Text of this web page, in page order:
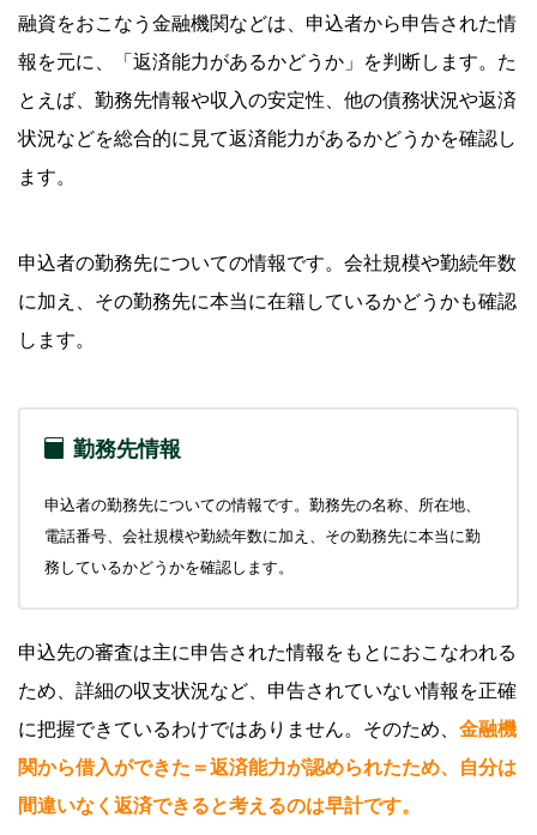
融資をおこなう金融機関などは、申込者から申告された情
報を元に、「返済能力があるかどうか」を判断します。た
とえば、勤務先情報や収入の安定性、他の債務状況や返済
状況などを総合的に見て返済能力があるかどうかを確認し
ます。
申込者の勤務先についての情報です。会社規模や勤続年数
に加え、その勤務先に本当に在籍しているかどうかも確認
します。
勤務先情報
申込者の勤務先についての情報です。勤務先の名称、所在地、
電話番号、会社規模や勤続年数に加え、その勤務先に本当に勤
務しているかどうかを確認します。
申込先の審査は主に申告された情報をもとにおこなわれる
ため、詳細の収支状況など、申告されていない情報を正確
に把握できているわけではありません。そのため、 金融機
関から借入ができた＝返済能力が認められたため、自分は
間違いなく返済できると考えるのは早計です。